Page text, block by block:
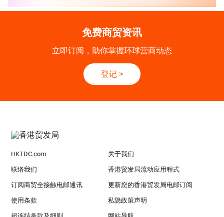
免费商贸资讯
立即订阅，助你掌握环球营商动态
登记 >
HKTDC.com 关于我们
联络我们 香港贸发局流动应用程式
订阅商贸全接触电邮通讯 更新您的香港贸发局电邮订阅
使用条款 私隐政策声明